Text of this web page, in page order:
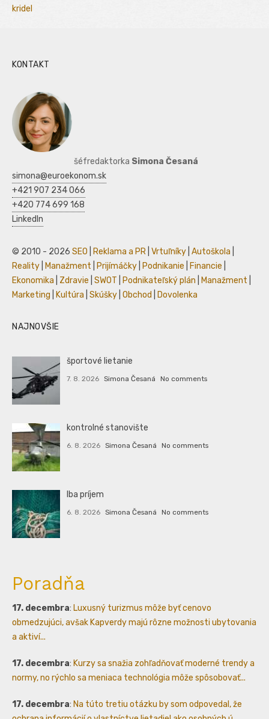
kridel
KONTAKT
šéfredaktorka Simona Česaná
simona@euroekonom.sk
+421 907 234 066
+420 774 699 168
LinkedIn
© 2010 - 2026 SEO Reklama a PR Vrtuľníky Autoškola
Reality
Manažment Prijímáčky Podnikanie Financie
Ekonomika
Zdravie SWOT Podnikateľský plán Manažment
Marketing
Kultúra Skúšky Obchod Dovolenka
NAJNOVŠIE
športové lietanie
7. 8. 2026 Simona Česaná No comments
kontrolné stanovište
6. 8. 2026 Simona Česaná No comments
Iba príjem
6. 8. 2026 Simona Česaná No comments
Poradňa
17. decembra: Luxusný turizmus môže byť cenovo
obmedzujúci, avšak Kapverdy majú rôzne možnosti ubytovania
a aktiví...
17. decembra: Kurzy sa snažia zohľadňovať moderné trendy a
normy, no rýchlo sa meniaca technológia môže spôsobovať...
17. decembra: Na túto tretiu otázku by som odpovedal, že